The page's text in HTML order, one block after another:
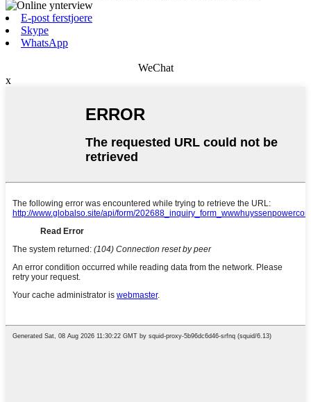
E-post ferstjoere
Skype
WhatsApp
WeChat
x